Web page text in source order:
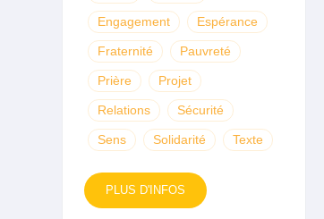
Engagement Espérance
Fraternité Pauvreté
Prière Projet
Relations Sécurité
Sens Solidarité Texte
PLUS D'INFOS